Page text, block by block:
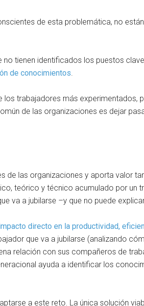
de esta problemática, no
tienen identificados los puestos
de conocimientos.
los trabajadores más experimentados,
de las organizaciones es dejar
de las organizaciones y aporta valor
teórico y técnico acumulado por un
va a jubilarse –y que no puede
directo en la productividad,
que va a jubilarse (analizando
relación con sus compañeros de
ayuda a identificar los
a este reto. La única solución